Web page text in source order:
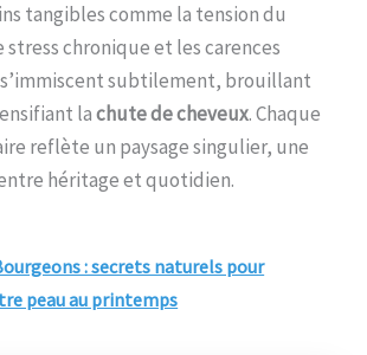
tangibles comme la tension du
chronique et les carences
subtilement, brouillant
lachute de cheveux. Chaque
reflète un paysage singulier, une
héritage et quotidien.
: secrets naturels pour
peau au printemps